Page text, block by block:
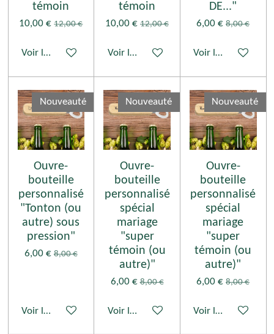
témoin
10,00 € 12,00 €
Voir les détails
témoin
10,00 € 12,00 €
Voir les détails
DE..."
6,00 € 8,00 €
Voir les détails
Nouveauté
Ouvre-
bouteille
personnalisé
"Tonton (ou
autre) sous
pression"
6,00 € 8,00 €
Voir les détails
Nouveauté
Ouvre-
bouteille
personnalisé
spécial
mariage
"super
témoin (ou
autre)"
6,00 € 8,00 €
Voir les détails
Nouveauté
Ouvre-
bouteille
personnalisé
spécial
mariage
"super
témoin (ou
autre)"
6,00 € 8,00 €
Voir les détails